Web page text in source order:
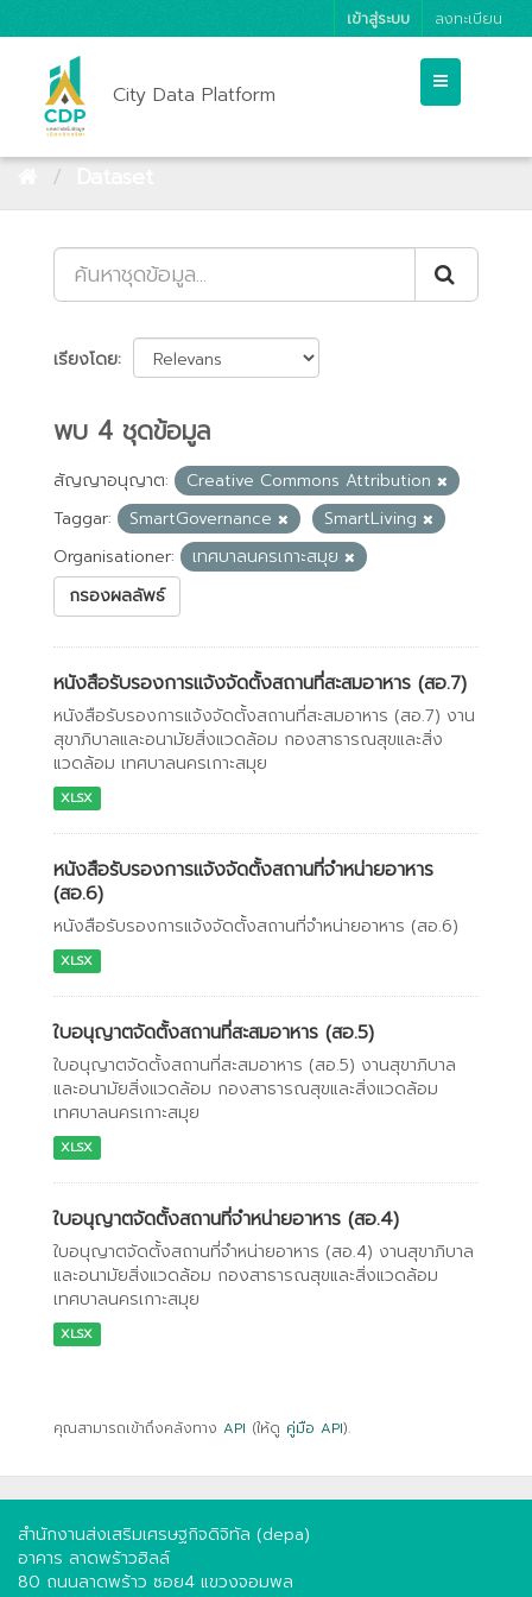
เข้าสู่ระบบ ลงทะเบียน
City Data Platform
เรียงโดย
พบ 4 ชุดข้อมูล
สัญญาอนุญาต:
Creative Commons Attribution
Taggar:
SmartGovernance
SmartLiving
Organisationer:
เทศบาลนครเกาะสมุย
กรองผลลัพธ์
หนังสือรับรองการแจ้งจัดตั้งสถานที่สะสมอาหาร (สอ.7)
หนังสือรับรองการแจ้งจัดตั้งสถานที่สะสมอาหาร (สอ.7) งาน
สุขาภิบาลและอนามัยสิ่งแวดล้อม กองสาธารณสุขและสิ่ง
แวดล้อม เทศบาลนครเกาะสมุย
XLSX
หนังสือรับรองการแจ้งจัดตั้งสถานที่จำหน่ายอาหาร
(สอ.6)
หนังสือรับรองการแจ้งจัดตั้งสถานที่จำหน่ายอาหาร (สอ.6)
XLSX
ใบอนุญาตจัดตั้งสถานที่สะสมอาหาร (สอ.5)
ใบอนุญาตจัดตั้งสถานที่สะสมอาหาร (สอ.5) งานสุขาภิบาล
และอนามัยสิ่งแวดล้อม กองสาธารณสุขและสิ่งแวดล้อม
เทศบาลนครเกาะสมุย
XLSX
ใบอนุญาตจัดตั้งสถานที่จำหน่ายอาหาร (สอ.4)
ใบอนุญาตจัดตั้งสถานที่จำหน่ายอาหาร (สอ.4) งานสุขาภิบาล
และอนามัยสิ่งแวดล้อม กองสาธารณสุขและสิ่งแวดล้อม
เทศบาลนครเกาะสมุย
XLSX
คุณสามารถเข้าถึงคลังทาง API (ให้ดู คู่มือ API).
สำนักงานส่งเสริมเศรษฐกิจดิจิทัล (depa)
อาคาร ลาดพร้าวฮิลล์
80 ถนนลาดพร้าว ซอย4 แขวงจอมพล